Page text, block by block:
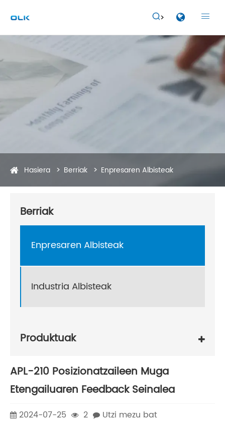
 
Hasiera Berriak Enpresaren Albisteak
Berriak
Enpresaren Albisteak
Industria Albisteak
Produktuak
APL-210 Posizionatzaileen Muga
Etengailuaren Feedback Seinalea
2024-07-25 2
Utzi mezu bat